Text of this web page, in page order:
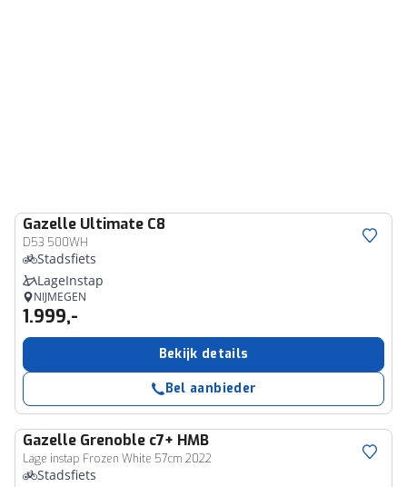
Gazelle Ultimate C8
D53 500WH
Stadsfiets
LageInstap
NIJMEGEN
1.999,-
Bekijk details
Bel aanbieder
Gazelle Grenoble c7+ HMB
Lage instap Frozen White 57cm 2022
Stadsfiets